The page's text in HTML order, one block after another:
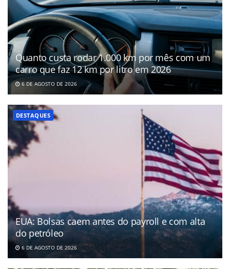
Quanto custa rodar 1.000 km por mês com um
carro que faz 12 km por litro em 2026
6 DE AGOSTO DE 2026
DESTAQUES
EUA: Bolsas caem antes do payroll e com alta
do petróleo
6 DE AGOSTO DE 2026